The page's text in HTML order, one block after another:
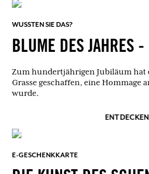
WUSSTEN SIE DAS?
BLUME DES JAHRES
Zum hundertjährigen Jubiläum hat
Grasse geschaffen, eine Hommage
wurde.
E-GESCHENKKARTE